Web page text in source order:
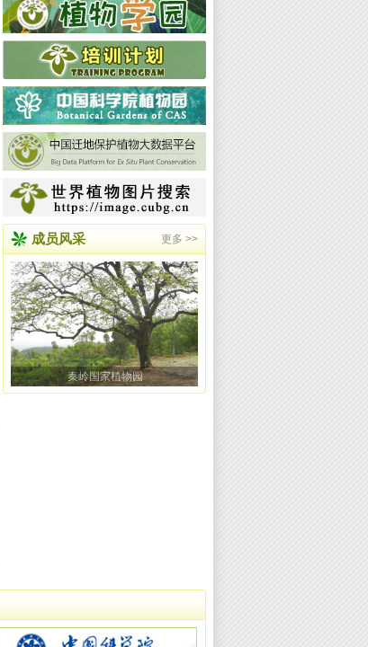
成员风采 更多 >>
秦岭国家植物园